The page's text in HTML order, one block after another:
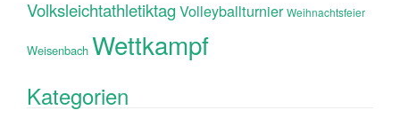
Volksleichtathletiktag Volleyballturnier Weihnachtsfeier
Weisenbach Wettkampf
Kategorien